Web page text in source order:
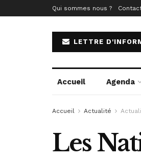
Qui sommes nous ?
LETTRE
Accueil Agenda
Accueil Actualité
Les